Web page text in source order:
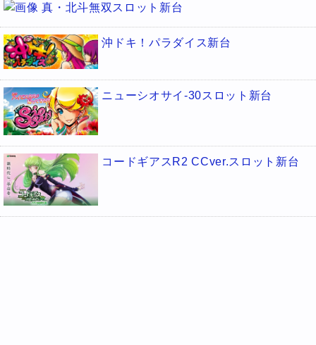
真・北斗無双スロット新台
沖ドキ！パラダイス新台
ニューシオサイ-30スロット新台
コードギアスR2 CCver.スロット新台